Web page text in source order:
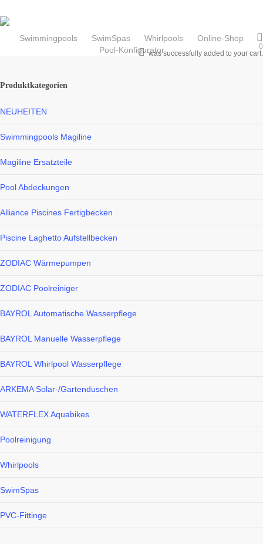
to
Swimmingpools SwimSpas Whirlpools
Online-Shop
Pool-Konfigurator
search
0
was successfully added to your cart.
Produktkategorien
NEUHEITEN
Swimmingpools Magiline
Magiline Ersatzteile
Pool Abdeckungen
Alliance Piscines Fertigbecken
Piscine Laghetto Aufstellbecken
ZODIAC Wärmepumpen
ZODIAC Poolreiniger
BAYROL Automatische Wasserpflege
BAYROL Manuelle Wasserpflege
BAYROL Whirlpool Wasserpflege
ARKEMA Solar-/Gartenduschen
WATERFLEX Aquabikes
Poolreinigung
Whirlpools
SwimSpas
PVC-Fittinge